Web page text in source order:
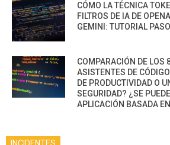
CÓMO LA TÉCNICA
FILTROS DE IA DE
GEMINI: TUTORIAL
COMPARACIÓN DE LOS
ASISTENTES DE
DE PRODUCTIVIDAD O
SEGURIDAD? ¿SE
APLICACIÓN BASADA